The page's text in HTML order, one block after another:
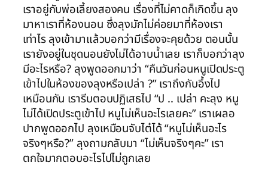
เราอยู่กับพ่อเลี้ยงสองคน เรื่องที่ไม่คาดก็เกิดขึ้น ลุง
มาหาเราที่ห้องนอน ซึ่งลุงมักไม่ค่อยมาที่ห้องเรา
เท่าไร ลุงเข้ามาแล้วบอกว่ามีเรื่องจะคุยด้วย ตอนนั้น
เรายังอยู่ในชุดนอนยังไม่ได้อาบน้ำเลย เราก็บอกว่าลุง
มีอะไรหรือ? ลุงพูดออกมาว่า “คืนวันก่อนหนูเปิดประตู
เข้าไปในห้องของลุงหรือเปล่า ?” เราถึงกับอึ้งไป
เหมือนกัน เรารีบตอบปฏิเสธไป “ป .. เปล่า คะลุง หนู
ไม่ได้เปิดประตูเข้าไป หนูไม่เห็นอะไรเลยคะ” เราเผลอ
ปากพูดออกไป ลุงเหมือนจับไต๋ได้ “หนูไม่เห็นอะไร
จริงๆหรือ?” ลุงถามกลับมา “ไม่เห็นจริงๆคะ” เรา
ตกใจมากตอบอะไรไปไม่ถูกเลย